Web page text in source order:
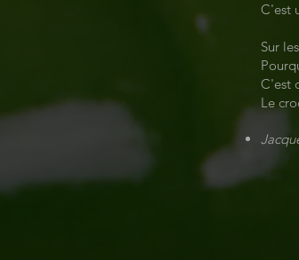
C'est
Sur
C'est
Le